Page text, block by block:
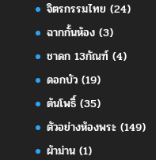
จิตรกรรมไทย (24)
ฉากกั้นห้อง(3)
ชาดก 13กัณฑ์(4)
ดอกบัว(19)
ต้นโพธิ์(35)
ตัวอย่างห้องพระ(149)
ผ้าม่าน(1)